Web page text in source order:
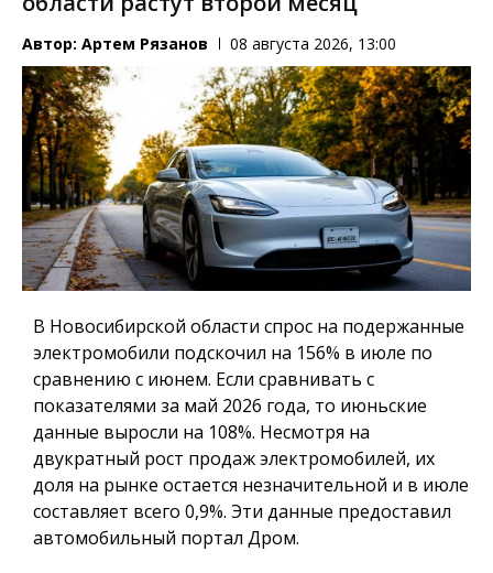
Автор: Артем Рязанов 08 августа 2026, 13:00
В Новосибирской области спрос на подержанные
электромобили подскочил на 156% в июле по
сравнению с июнем. Если сравнивать с
показателями за май 2026 года, то июньские
данные выросли на 108%. Несмотря на
двукратный рост продаж электромобилей, их
доля на рынке остается незначительной и в июле
составляет всего 0,9%. Эти данные предоставил
автомобильный портал Дром.